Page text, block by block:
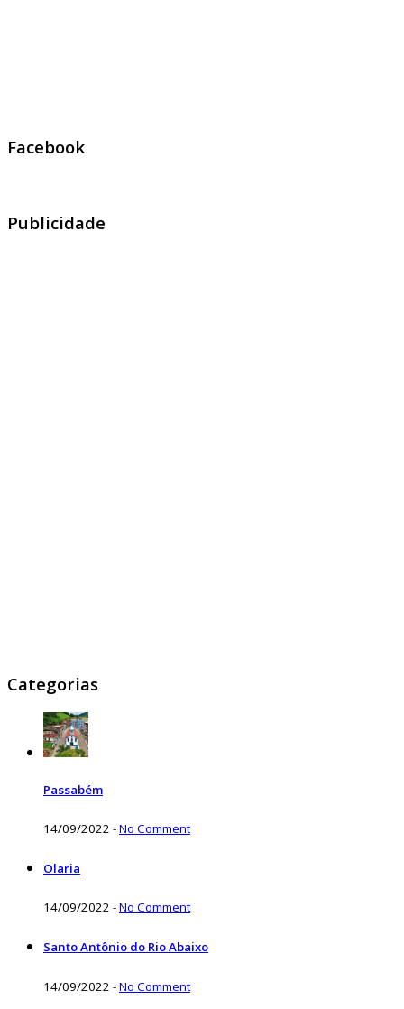
Facebook
Publicidade
Categorias
Passabém
14/09/2022 -No Comment
Olaria
14/09/2022 -No Comment
Santo Antônio do Rio Abaixo
14/09/2022 -No Comment